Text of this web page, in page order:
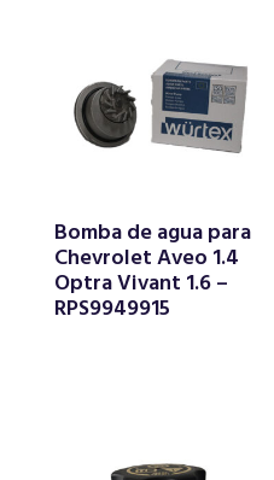
Bomba de agua para
Chevrolet Aveo 1.4
Optra Vivant 1.6 –
RPS9949915